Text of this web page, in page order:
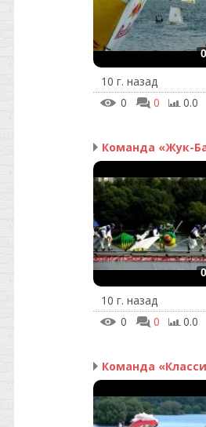
10 г. назад
0
0 0.0
Команда «Жук-
10 г. назад
0
0 0.0